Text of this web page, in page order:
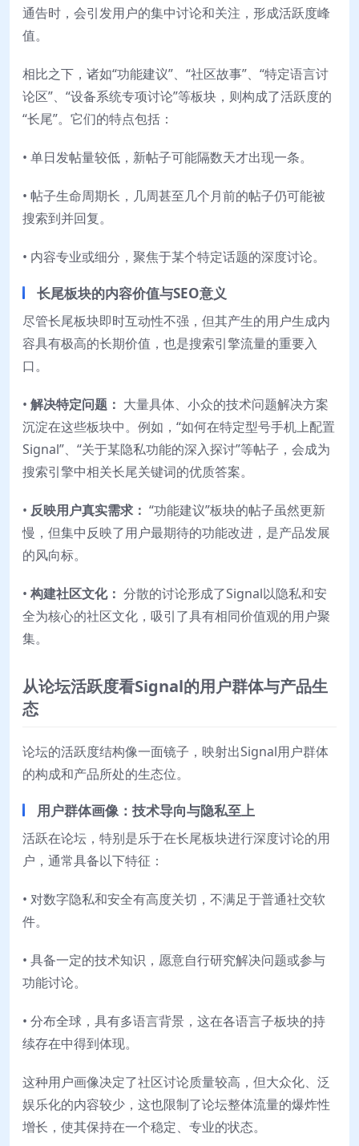
通告时，会引发用户的集中讨论和关注，形成活跃度峰
值。
相比之下，诸如“功能建议”、“社区故事”、“特定语言讨
论区”、“设备系统专项讨论”等板块，则构成了活跃度的
“长尾”。它们的特点包括：
• 单日发帖量较低，新帖子可能隔数天才出现一条。
• 帖子生命周期长，几周甚至几个月前的帖子仍可能被
搜索到并回复。
• 内容专业或细分，聚焦于某个特定话题的深度讨论。
长尾板块的内容价值与SEO意义
尽管长尾板块即时互动性不强，但其产生的用户生成内
容具有极高的长期价值，也是搜索引擎流量的重要入
口。
• 解决特定问题： 大量具体、小众的技术问题解决方案
沉淀在这些板块中。例如，“如何在特定型号手机上配置
Signal”、“关于某隐私功能的深入探讨”等帖子，会成为
搜索引擎中相关长尾关键词的优质答案。
• 反映用户真实需求： “功能建议”板块的帖子虽然更新
慢，但集中反映了用户最期待的功能改进，是产品发展
的风向标。
• 构建社区文化： 分散的讨论形成了Signal以隐私和安
全为核心的社区文化，吸引了具有相同价值观的用户聚
集。
从论坛活跃度看Signal的用户群体与产品生
态
论坛的活跃度结构像一面镜子，映射出Signal用户群体
的构成和产品所处的生态位。
用户群体画像：技术导向与隐私至上
活跃在论坛，特别是乐于在长尾板块进行深度讨论的用
户，通常具备以下特征：
• 对数字隐私和安全有高度关切，不满足于普通社交软
件。
• 具备一定的技术知识，愿意自行研究解决问题或参与
功能讨论。
• 分布全球，具有多语言背景，这在各语言子板块的持
续存在中得到体现。
这种用户画像决定了社区讨论质量较高，但大众化、泛
娱乐化的内容较少，这也限制了论坛整体流量的爆炸性
增长，使其保持在一个稳定、专业的状态。